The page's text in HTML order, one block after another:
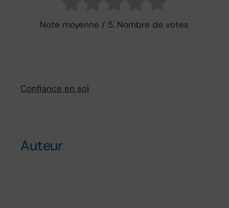
Note moyenne / 5. Nombre de votes
Confiance en soi
Auteur